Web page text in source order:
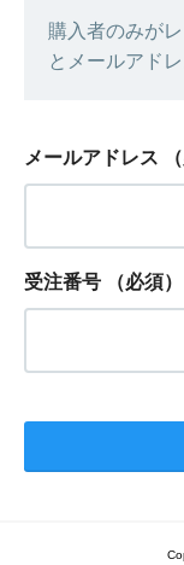
購入者のみが
とメールアド
メールアドレス
受注番号 （必須）